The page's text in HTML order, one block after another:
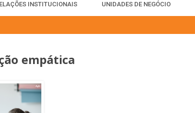
INSTITUCIONAIS UNIDADES DE NEGÓCIO
empática